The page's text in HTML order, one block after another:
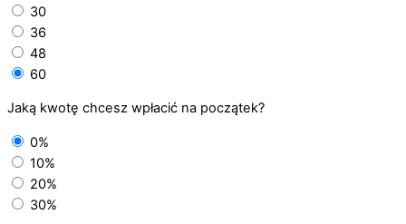
30
36
48
60
Jaką kwotę chcesz wpłacić na początek?
0%
10%
20%
30%